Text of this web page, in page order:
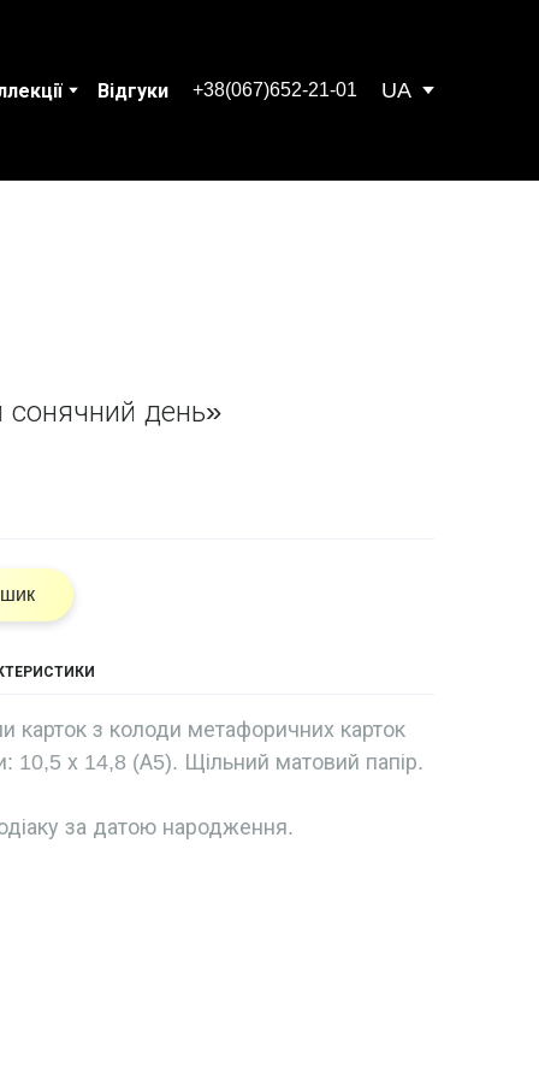
Відгуки +38(067)652-21-01 UA
сонячний день»
карток з колоди метафоричних карток
10,5 х 14,8 (А5). Щільний матовий папір.
за датою народження.